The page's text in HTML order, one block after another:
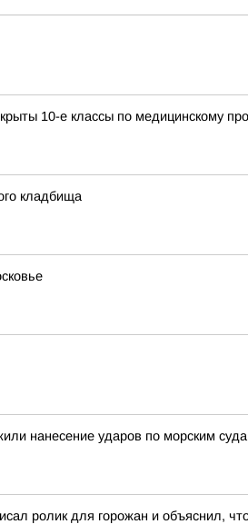
10-е классы по медицинскому
кладбища
нанесение ударов по морским
ролик для горожан и объяснил,